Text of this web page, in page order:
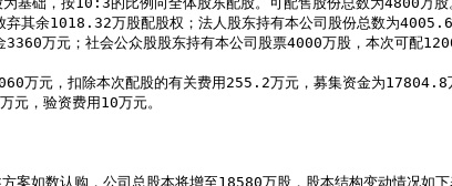
其余1018.32万股配股权；法人股东持有本公司股份总数为
万元；社会公众股股东持有本公司股票4000万股，本次可配